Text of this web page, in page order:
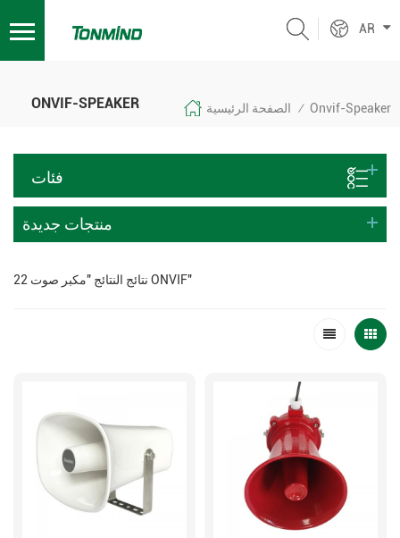
AR
ONVIF-SPEAKER الصفحة الرئيسية / Onvif-Speaker
فئات
منتجات جديدة
22 نتائج النتائج "مكبر صوت ONVIF"